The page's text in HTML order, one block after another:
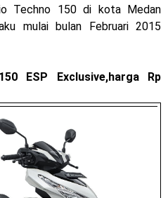
Alpha 155 Turbo !
lahir, Aerox Turbo hanya
waktu ?
New CBR 1000RR-R Fireblade
mantap !
2024, AHM serahkan 10 unit
EM1 e
Techno 150 di kota Medan
mulai bulan Februari 2015
ESP Exclusive,harga Rp